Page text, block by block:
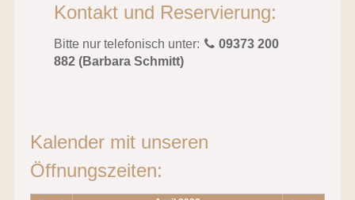
Kontakt und Reservierung:
Bitte nur telefonisch unter:
09373 200
882 (Barbara Schmitt)
Kalender mit unseren
Öffnungszeiten: